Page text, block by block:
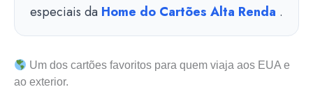
especiais da Home do Cartões Alta Renda .
Um dos cartões favoritos para quem viaja aos EUA e
ao exterior.